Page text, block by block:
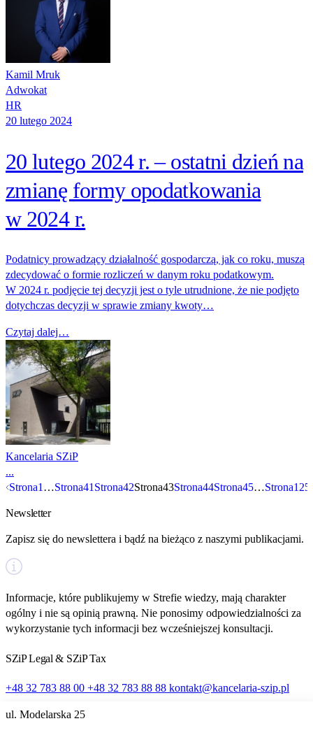
Kamil Mruk
Adwokat
HR
20 lutego 2024
20 lutego 2024 r. – ostatni dzień na
zmianę formy opodatkowania
w 2024 r.
Podatnicy prowadzący działalność gospodarczą, jak co roku, muszą
zdecydować o formie rozliczeń w danym roku podatkowym.
W 2024 r. podjęcie tej decyzji jest o tyle utrudnione, że nie podjęto
dotychczas decyzji w sprawie zmiany kwoty…
Czytaj dalej…
Kancelaria SZiP
...
Nawigacja
po
wpisach
Strona1 …Strona41 Strona42Strona43Strona44Strona45…Strona125
Newsletter
Zapisz się do newslettera i bądź na bieżąco z naszymi publikacjami.
Informacje, które publikujemy w Strefie wiedzy, mają charakter
ogólny i nie są opinią prawną. Nie ponosimy odpowiedzialności za
wykorzystanie tych informacji bez wcześniejszej konsultacji.
SZiP Legal & SZiP Tax
+48 32 783 88 00 +48 32 783 88 88 kontakt@kancelaria-szip.pl
ul. Modelarska 25